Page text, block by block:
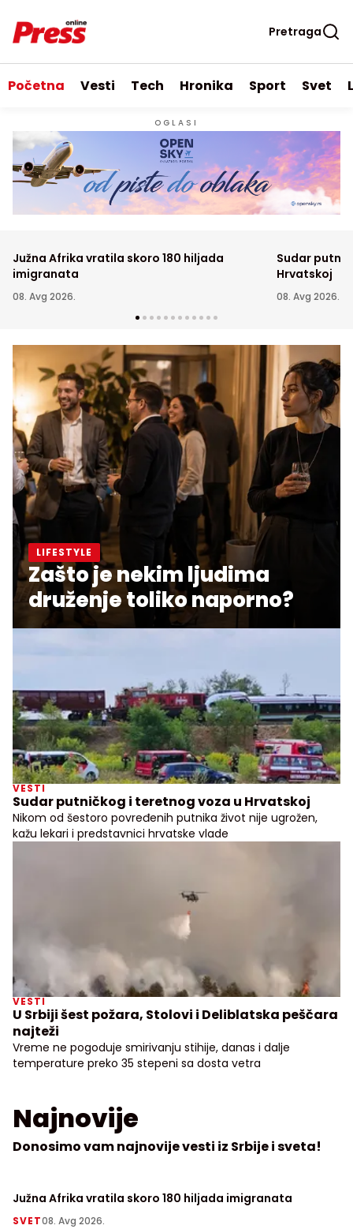
Pretraga
Početna Vesti Tech Hronika Sport Svet
OGLASI
Južna Afrika vratila skoro 180 hiljada
imigranata
08. Avg 2026.
Sudar
Hrvatskoj
08. Avg 2026.
Najnovije
Donosimo vam najnovije vesti iz Srbije i sveta!
Južna Afrika vratila skoro 180 hiljada imigranata
SVET08. Avg 2026.
LIFESTYLE
Zašto je nekim ljudima
druženje toliko naporno?
VESTI
Sudar putničkog i teretnog voza u Hrvatskoj
Nikom od šestoro povređenih putnika život nije ugrožen,
kažu lekari i predstavnici hrvatske vlade
VESTI
U Srbiji šest požara, Stolovi i Deliblatska peščara
najteži
Vreme ne pogoduje smirivanju stihije, danas i dalje
temperature preko 35 stepeni sa dosta vetra